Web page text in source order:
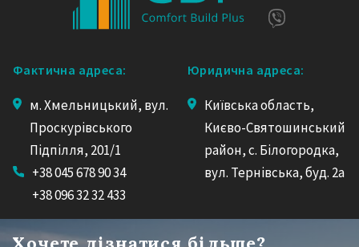
Фактична адреса:
м. Хмельницький, вул.
Проскурівського
Підпілля, 201/1
+38 045 678 90 34
+38 096 32 32 433
Юридична адреса:
Київська область,
Києво-Святошинський
район, с. Білогородка,
вул. Тернівська, буд. 2а